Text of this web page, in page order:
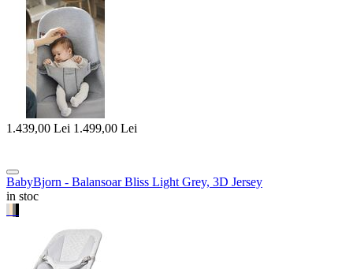
1.439,00 Lei 1.499,00 Lei
BabyBjorn - Balansoar Bliss Light Grey, 3D Jersey
in stoc